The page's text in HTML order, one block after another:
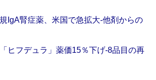
IgA腎症薬、米国で急拡大‐他剤からの
ヒフデュラ」薬価15％下げ‐8品目の再